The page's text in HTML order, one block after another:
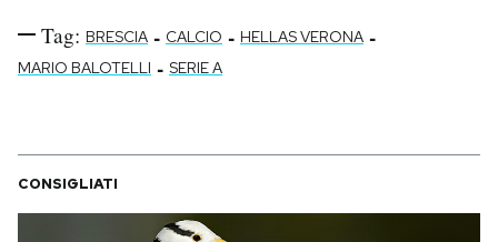
Tag: BRESCIA - CALCIO - HELLAS VERONA -
MARIO BALOTELLI - SERIE A
CONSIGLIATI